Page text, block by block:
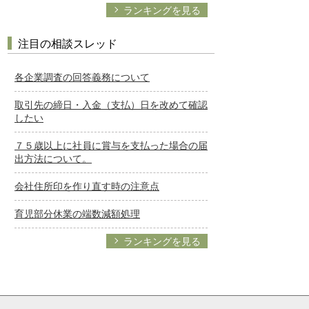
ランキングを見る
注目の相談スレッド
各企業調査の回答義務について
取引先の締日・入金（支払）日を改めて確認
したい
７５歳以上に社員に賞与を支払った場合の届
出方法について。
会社住所印を作り直す時の注意点
育児部分休業の端数減額処理
ランキングを見る